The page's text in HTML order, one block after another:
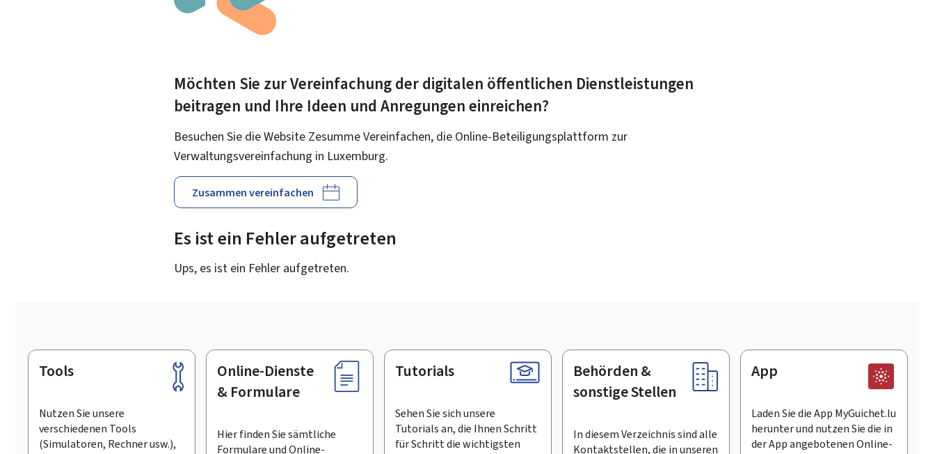
Möchten Sie zur Vereinfachung der digitalen öffentlichen Dienstleistungen
beitragen und Ihre Ideen und Anregungen einreichen?
Besuchen Sie die Website Zesumme Vereinfachen, die Online-Beteiligungsplattform zur
Verwaltungsvereinfachung in Luxemburg.
Zusammen vereinfachen
Es ist ein Fehler aufgetreten
Ups, es ist ein Fehler aufgetreten.
Footer
Tools
Nutzen Sie unsere
verschiedenen Tools
(Simulatoren, Rechner usw.),
Online-Dienste
& Formulare
Hier finden Sie sämtliche
Formulare und Online-
Tutorials
Sehen Sie sich unsere
Tutorials an, die Ihnen Schritt
für Schritt die wichtigsten
Behörden &
sonstige Stellen
In diesem Verzeichnis sind alle
Kontaktstellen, die in unseren
App
Laden Sie die App MyGuichet.lu
herunter und nutzen Sie die in
der App angebotenen Online-